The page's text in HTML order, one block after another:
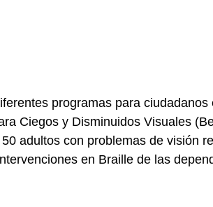
programas para ciudadanos
Ciegos y Disminuidos Visuales
adultos con problemas de visión
en Braille de las